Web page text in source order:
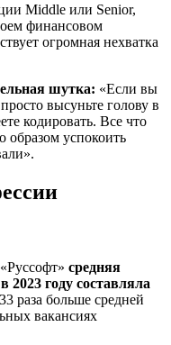
Middle или Senior,
финансовом
огромная нехватка
шутка: «Если вы
высуньте голову в
кодировать. Все что
успокоить
средняя
2023 году составляла
раза больше средней
вакансиях